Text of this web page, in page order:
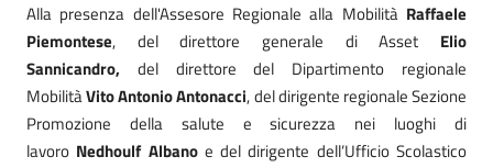
Alla presenza dell'Assesore Regionale alla Mobilità Raffaele
Piemontese, del direttore generale di Asset Elio
Sannicandro, del direttore del
Dipartimento regionale
MobilitàVito Antonio Antonacci, deldirigente regionale Sezione
Promozione della salute e sicurezza nei luoghi di
lavoro Nedhoulf Albanoe del dirigente dell’Ufficio Scolastico